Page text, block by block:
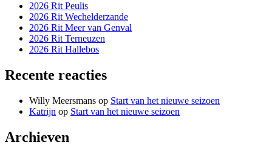
2026 Rit Peulis
2026 Rit Wechelderzande
2026 Rit Meer van Genval
2026 Rit Terneuzen
2026 Rit Hallebos
Recente reacties
Willy Meersmans op Start van het nieuwe seizoen
Katrijn op Start van het nieuwe seizoen
Archieven